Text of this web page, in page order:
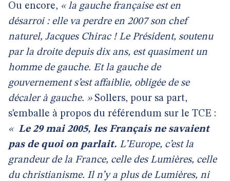
Ou encore, « la gauche française est en
désarroi : elle va perdre en 2007 son chef
naturel, Jacques Chirac ! Le Président, soutenu
par la droite depuis dix ans, est quasiment un
homme de gauche. Et la gauche de
gouvernement s’est affaiblie, obligée de se
décaler à gauche. »Sollers, pour sa part,
s’emballe à propos du référendum sur le TCE :
« Le 29 mai 2005, les Français ne savaient
pas de quoi on parlait. L’Europe, c’est la
grandeur de la France, celle des Lumières, celle
du christianisme. Il n’y a plus de Lumières, ni